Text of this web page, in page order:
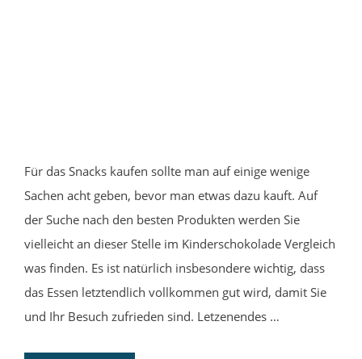
Für das Snacks kaufen sollte man auf einige wenige
Sachen acht geben, bevor man etwas dazu kauft. Auf
der Suche nach den besten Produkten werden Sie
vielleicht an dieser Stelle im Kinderschokolade Vergleich
was finden. Es ist natürlich insbesondere wichtig, dass
das Essen letztendlich vollkommen gut wird, damit Sie
und Ihr Besuch zufrieden sind. Letzenendes …